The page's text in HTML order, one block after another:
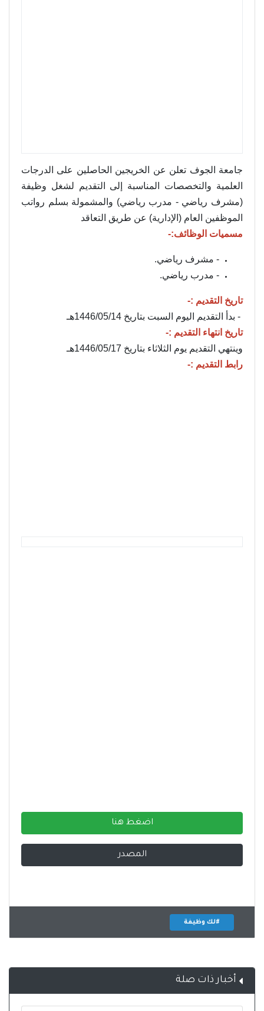
جامعة الجوف تعلن عن الخريجين الحاصلين على الدرجات
العلمية والتخصصات المناسبة إلى التقديم لشغل وظيفة
(مشرف رياضي - مدرب رياضي) والمشمولة بسلم رواتب
الموظفين العام (الإدارية) عن طريق التعاقد
مسميات الوظائف:-
- مشرف رياضي.
- مدرب رياضي.
تاريخ التقديم :-
- بدأ التقديم اليوم السبت بتاريخ 1446/05/14هـ
تاريخ انتهاء التقديم :-
وينتهي التقديم يوم الثلاثاء بتاريخ 1446/05/17هـ
رابط التقديم :-
اضغط هنا
المصدر
#لك وظيفة
أخبار ذات صلة